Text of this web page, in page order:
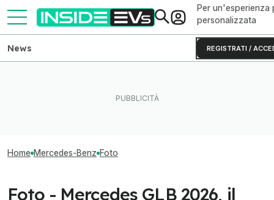
Per un'esperienza
personalizzata
REGISTRATI /
News
Home Mercedes-Benz Foto
Foto - Mercedes GLB 2026, il